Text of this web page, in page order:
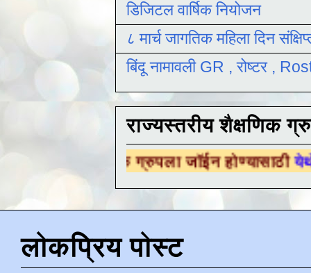
डिजिटल वार्षिक नियोजन
८ मार्च जागतिक महिला दिन
बिंदू नामावली GR , रोष्टर ,
राज्यस्तरीय शैक्षणिक
ग्रुपला जॉईन होण्यासाठीयेथे क्लिक करा .
लोकप्रिय पोस्ट